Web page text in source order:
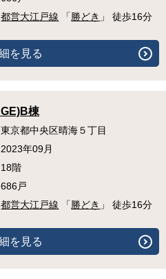
都営大江戸線 「 勝どき 」 徒歩16分
を見る
棟
東京都中央区晴海５丁目
2023年09月
18階
686戸
都営大江戸線 「 勝どき 」 徒歩16分
を見る